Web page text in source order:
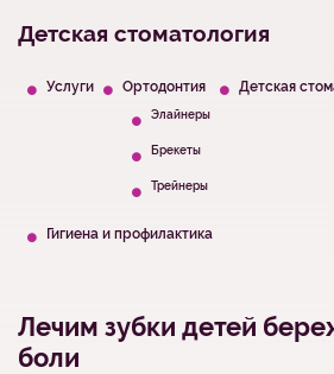
Лечим зубки детей
боли
Детская стоматология
Услуги Ортодонтия
Элайнеры
Брекеты
Трейнеры
Детская
Гигиена и профилактика